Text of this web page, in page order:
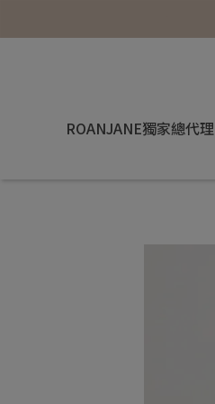
ROANJANE獨家總代理